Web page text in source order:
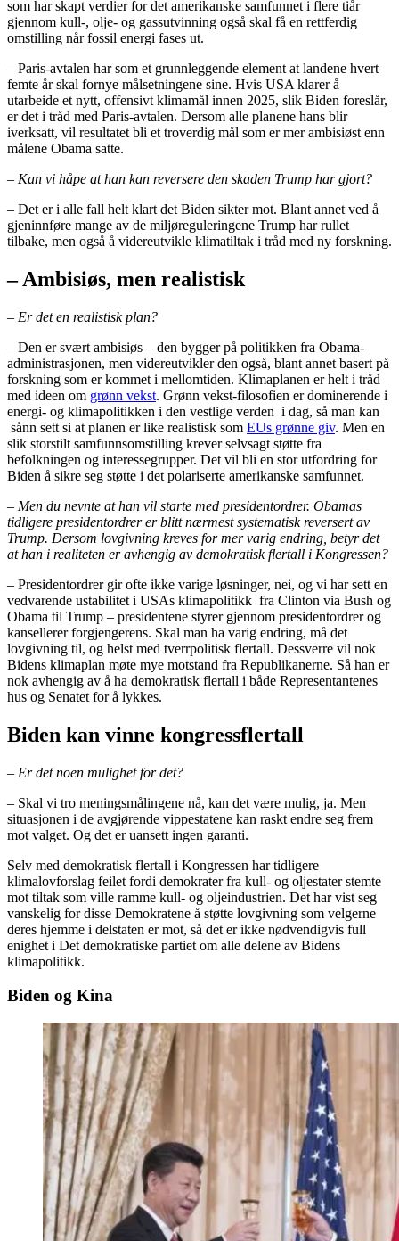
som har skapt verdier for det amerikanske samfunnet i flere tiår
gjennom kull-, olje- og gassutvinning også skal få en rettferdig
omstilling når fossil energi fases ut.
– Paris-avtalen har som et grunnleggende element at landene hvert
femte år skal fornye målsetningene sine. Hvis USA klarer å
utarbeide et nytt, offensivt klimamål innen 2025, slik Biden foreslår,
er det i tråd med Paris-avtalen. Dersom alle planene hans blir
iverksatt, vil resultatet bli et troverdig mål som er mer ambisiøst enn
målene Obama satte.
– Kan vi håpe at han kan reversere den skaden Trump har gjort?
– Det er i alle fall helt klart det Biden sikter mot. Blant annet ved å
gjeninnføre mange av de miljøreguleringene Trump har rullet
tilbake, men også å videreutvikle klimatiltak i tråd med ny forskning.
– Ambisiøs, men realistisk
– Er det en realistisk plan?
– Den er svært ambisiøs – den bygger på politikken fra Obama-
administrasjonen, men videreutvikler den også, blant annet basert på
forskning som er kommet i mellomtiden. Klimaplanen er helt i tråd
med ideen om grønn vekst. Grønn vekst-filosofien er dominerende i
energi- og klimapolitikken i den vestlige verden i dag, så man kan
sånn sett si at planen er like realistisk som EUs grønne giv. Men en
slik storstilt samfunnsomstilling krever selvsagt støtte fra
befolkningen og interessegrupper. Det vil bli en stor utfordring for
Biden å sikre seg støtte i det polariserte amerikanske samfunnet.
– Men du nevnte at han vil starte med presidentordrer. Obamas
tidligere presidentordrer er blitt nærmest systematisk reversert av
Trump. Dersom lovgivning kreves for mer varig endring, betyr det
at han i realiteten er avhengig av demokratisk flertall i Kongressen?
– Presidentordrer gir ofte ikke varige løsninger, nei, og vi har sett en
vedvarende ustabilitet i USAs klimapolitikk fra Clinton via Bush og
Obama til Trump – presidentene styrer gjennom presidentordrer og
kansellerer forgjengerens. Skal man ha varig endring, må det
lovgivning til, og helst med tverrpolitisk flertall. Dessverre vil nok
Bidens klimaplan møte mye motstand fra Republikanerne. Så han er
nok avhengig av å ha demokratisk flertall i både Representantenes
hus og Senatet for å lykkes.
Biden kan vinne kongressflertall
– Er det noen mulighet for det?
– Skal vi tro meningsmålingene nå, kan det være mulig, ja. Men
situasjonen i de avgjørende vippestatene kan raskt endre seg frem
mot valget. Og det er uansett ingen garanti.
Selv med demokratisk flertall i Kongressen har tidligere
klimalovforslag feilet fordi demokrater fra kull- og oljestater stemte
mot tiltak som ville ramme kull- og oljeindustrien. Det har vist seg
vanskelig for disse Demokratene å støtte lovgivning som velgerne
deres hjemme i delstaten er mot, så det er ikke nødvendigvis full
enighet i Det demokratiske partiet om alle delene av Bidens
klimapolitikk.
Biden og Kina